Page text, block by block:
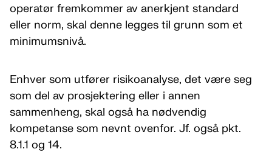
operatør fremkommer av anerkjent standard
eller norm, skal denne legges til grunn som et
minimumsnivå.
Enhver som utfører risikoanalyse, det være seg
som del av prosjektering eller i annen
sammenheng, skal også ha nødvendig
kompetanse som nevnt ovenfor. Jf. også pkt.
8.1.1 og 14.